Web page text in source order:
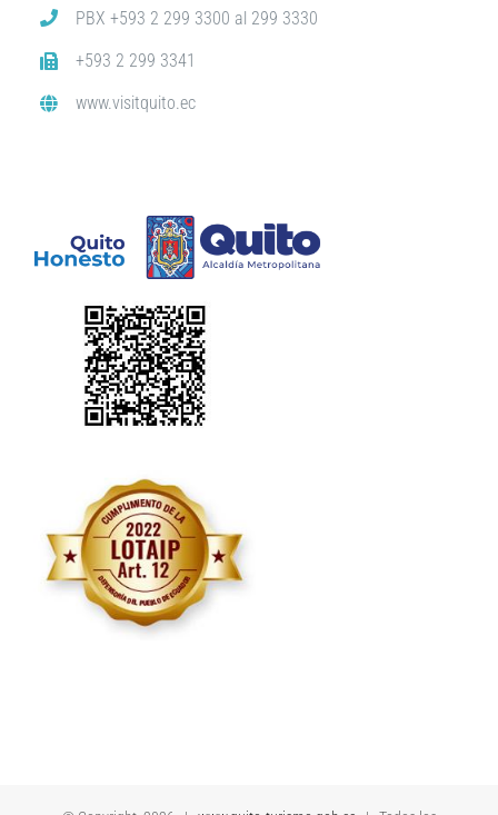
PBX +593 2 299 3300 al 299 3330
+593 2 299 3341
www.visitquito.ec